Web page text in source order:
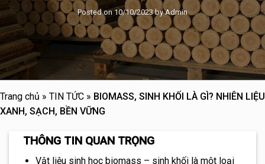
Posted on 10/10/2023byAdmin
Trang chủ » TIN TỨC » BIOMASS, SINH KHỐI LÀ GÌ? NHIÊN LIỆU
XANH, SẠCH, BỀN VỮNG
THÔNG TIN QUAN TRỌNG
Vật liệu sinh học biomass – sinh khối là một loại